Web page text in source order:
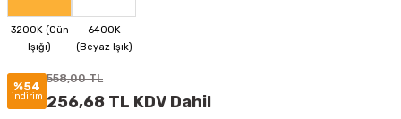
%54
indirim
558,00 TL
256,68 TL KDV Dahil